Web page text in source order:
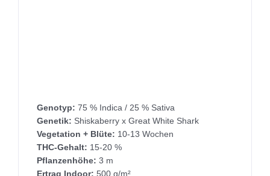
Genotyp: 75 % Indica / 25 % Sativa
Genetik: Shiskaberry x Great White Shark
Vegetation + Blüte: 10-13 Wochen
THC-Gehalt: 15-20 %
Pflanzenhöhe: 3 m
Ertrag Indoor: 500 g/m²